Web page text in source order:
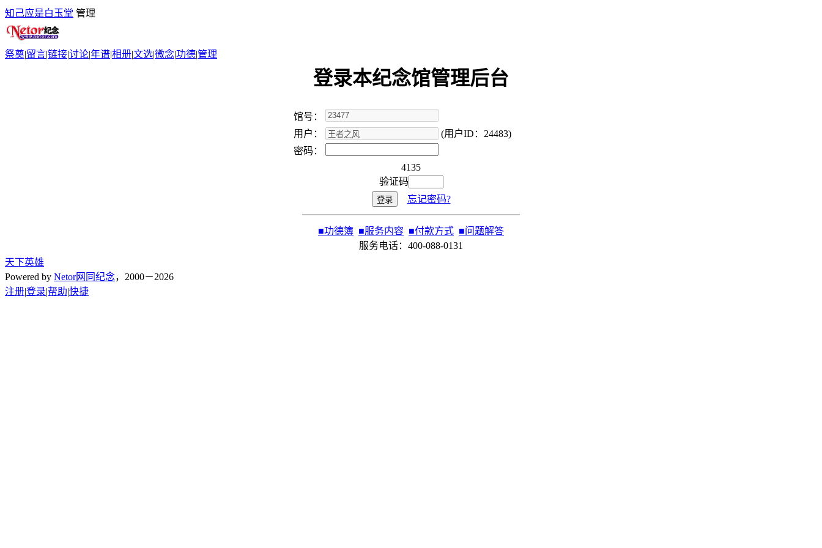
知己应是白玉堂 管理
祭奠|留言|链接|讨论|年谱|相册|文选|微念|功德|管理
登录本纪念馆管理后台
馆号：
用户：
(用户ID：24483)
密码：
4135
验证码
忘记密码?
■功德簿 ■服务内容 ■付款方式 ■问题解答
服务电话：400-088-0131
天下英雄
Powered by Netor网同纪念，2000－2026
注册|登录|帮助|快捷